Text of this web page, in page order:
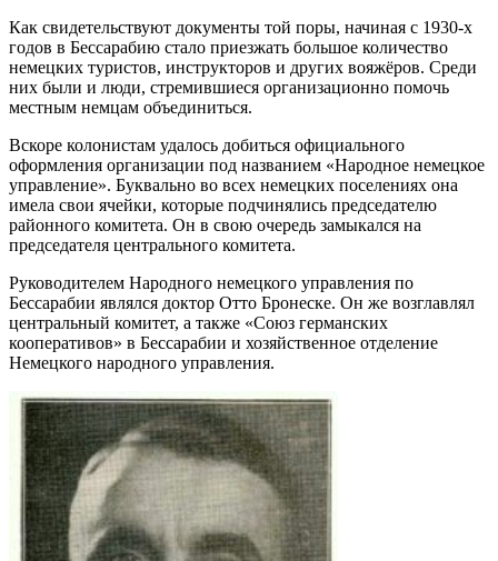
Как свидетельствуют документы той поры, начиная с 1930-х
годов в Бессарабию стало приезжать большое количество
немецких туристов, инструкторов и других вояжёров. Среди
них были и люди, стремившиеся организационно помочь
местным немцам объединиться.
Вскоре колонистам удалось добиться официального
оформления организации под названием «Народное немецкое
управление». Буквально во всех немецких поселениях она
имела свои ячейки, которые подчинялись председателю
районного комитета. Он в свою очередь замыкался на
председателя центрального комитета.
Руководителем Народного немецкого управления по
Бессарабии являлся доктор Отто Бронеске. Он же возглавлял
центральный комитет, а также «Союз германских
кооперативов» в Бессарабии и хозяйственное отделение
Немецкого народного управления.